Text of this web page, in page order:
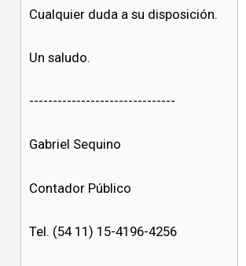
Cualquier duda a su disposición.
Un saludo.
-------------------------------
Gabriel Sequino
Contador Público
Tel. (54 11) 15-4196-4256